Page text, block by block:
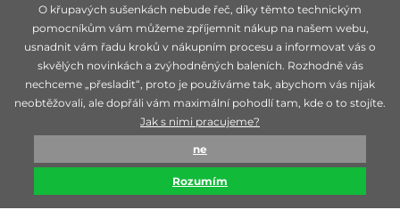
Zůstaňte s námi v kontaktu
Zaměřujeme se na hledání čistě přírodních značek, ideálně 100 %
bio, které jsou mimořádné svojí účinností.
© biorganica 1993-2026
Technicky zajišťujeSimplia s.r.o.
O křupavých sušenkách nebude řeč, díky těmto technickým
pomocníkům vám můžeme zpříjemnit nákup na našem webu,
usnadnit vám řadu kroků v nákupním procesu a informovat vás o
skvělých novinkách a zvýhodněných baleních. Rozhodně vás
nechceme „přesladit“, proto je používáme tak, abychom vás nijak
neobtěžovali, ale dopřáli vám maximální pohodlí tam, kde o to stojíte.
Jak s nimi pracujeme?
ne
Rozumím